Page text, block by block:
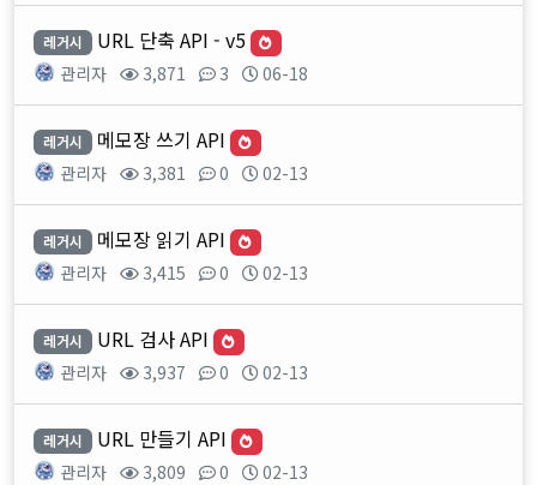
레거시 URL 단축 API - v5
관리자 3,871 3 06-18
레거시 메모장 쓰기 API
관리자 3,381 0 02-13
레거시 메모장 읽기 API
관리자 3,415 0 02-13
레거시 URL 검사 API
관리자 3,937 0 02-13
레거시 URL 만들기 API
관리자 3,809 0 02-13